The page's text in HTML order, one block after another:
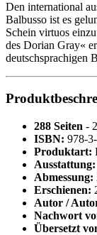
Den international
Balbusso ist es
Schein virtuos
des Dorian Gray«
deutschsprachigen
288 Seiten -
ISBN: 978-
Produktart:
Ausstattung:
Abmessung:
Erschienen:
Autor /
Nachwort
Übersetzt